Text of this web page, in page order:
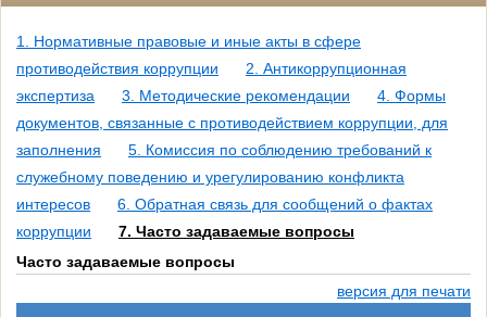
1. Нормативные правовые и иные акты в сфере
противодействия коррупции
2. Антикоррупционная
экспертиза
3. Методические рекомендации
4. Формы
документов, связанные с противодействием коррупции, для
заполнения
5. Комиссия по соблюдению требований к
служебному поведению и урегулированию конфликта
интересов
6. Обратная связь для сообщений о фактах
коррупции
7. Часто задаваемые вопросы
Часто задаваемые вопросы
версия для печати